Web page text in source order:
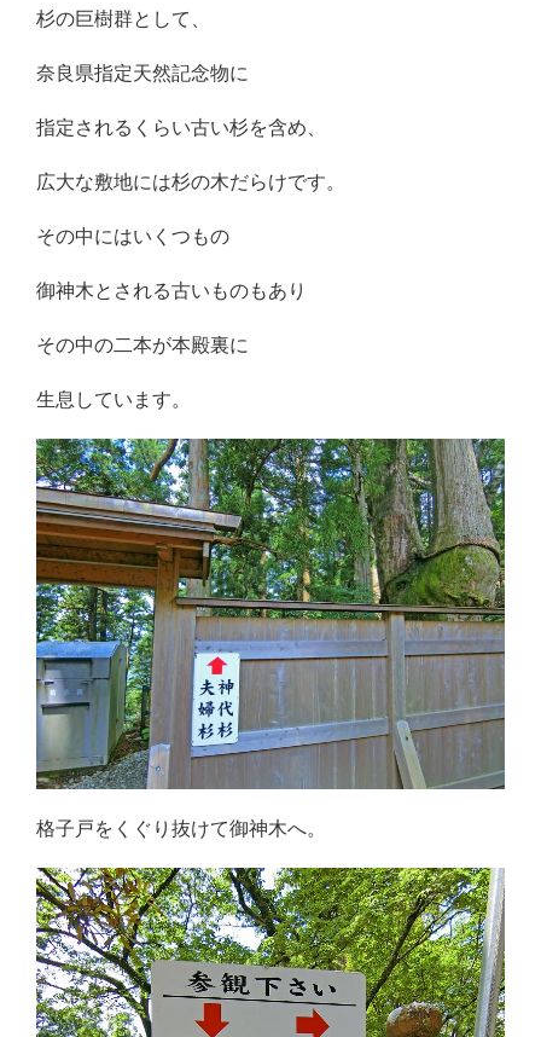
杉の巨樹群として、
奈良県指定天然記念物に
指定されるくらい古い杉を含め、
広大な敷地には杉の木だらけです。
その中にはいくつもの
御神木とされる古いものもあり
その中の二本が本殿裏に
生息しています。
格子戸をくぐり抜けて御神木へ。